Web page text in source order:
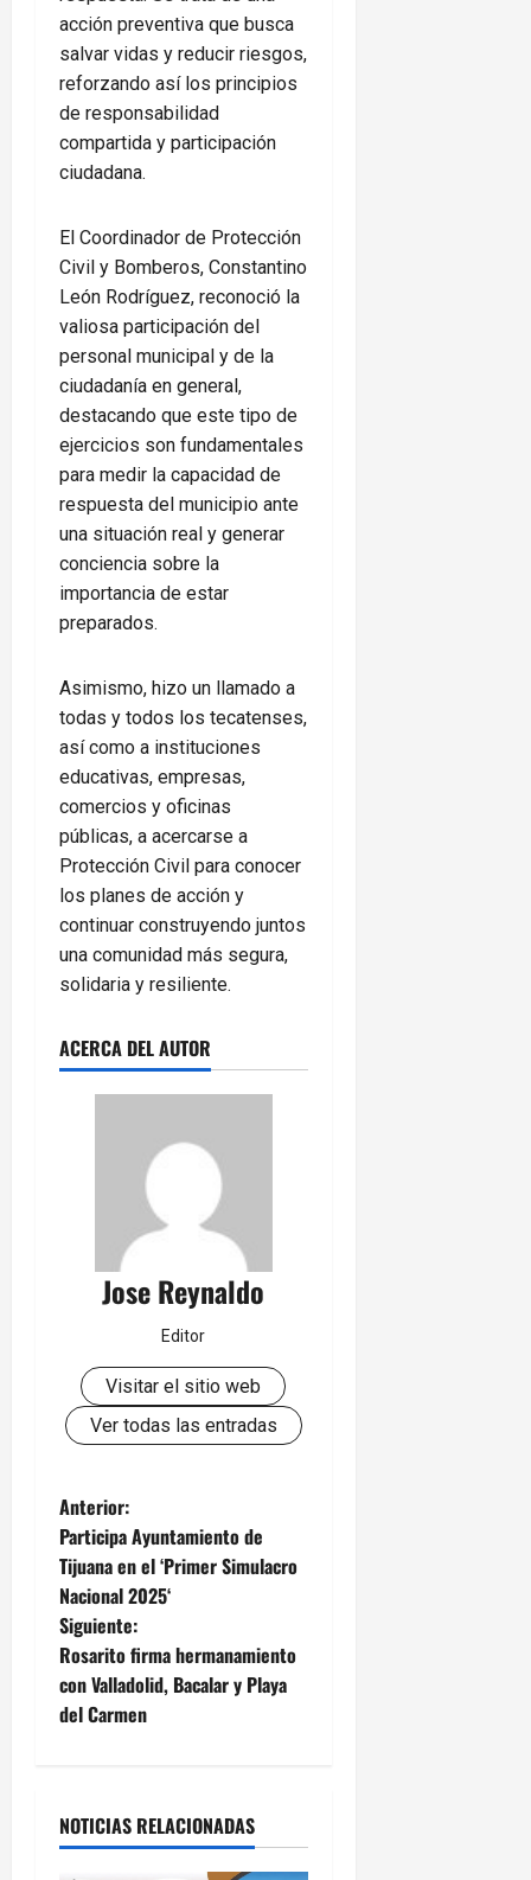
acción preventiva que busca
salvar vidas y reducir riesgos,
reforzando así los principios
de responsabilidad
compartida y participación
ciudadana.
El Coordinador de Protección
Civil y Bomberos, Constantino
León Rodríguez, reconoció la
valiosa participación del
personal municipal y de la
ciudadanía en general,
destacando que este tipo de
ejercicios son fundamentales
para medir la capacidad de
respuesta del municipio ante
una situación real y generar
conciencia sobre la
importancia de estar
preparados.
Asimismo, hizo un llamado a
todas y todos los tecatenses,
así como a instituciones
educativas, empresas,
comercios y oficinas
públicas, a acercarse a
Protección Civil para conocer
los planes de acción y
continuar construyendo juntos
una comunidad más segura,
solidaria y resiliente.
ACERCA DEL AUTOR
Jose Reynaldo
Editor
Visitar el sitio web
Ver todas las entradas
N
a
v
e
g
c
i
Anterior:
Participa Ayuntamiento de
Tijuana en el ‘Primer Simulacro
Nacional 2025‘
Siguiente:
Rosarito firma hermanamiento
con Valladolid, Bacalar y Playa
del Carmen
NOTICIAS RELACIONADAS